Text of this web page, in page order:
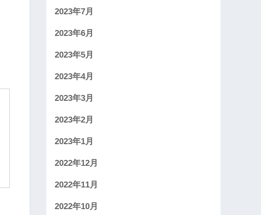
2023年7月
2023年6月
2023年5月
2023年4月
2023年3月
2023年2月
2023年1月
2022年12月
2022年11月
2022年10月